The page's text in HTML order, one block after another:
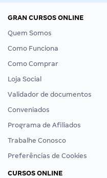
GRAN CURSOS ONLINE
Quem Somos
Como Funciona
Como Comprar
Loja Social
Validador de documentos
Conveniados
Programa de Afiliados
Trabalhe Conosco
Preferências de Cookies
CURSOS ONLINE